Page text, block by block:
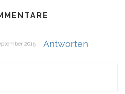
2015 Antworten